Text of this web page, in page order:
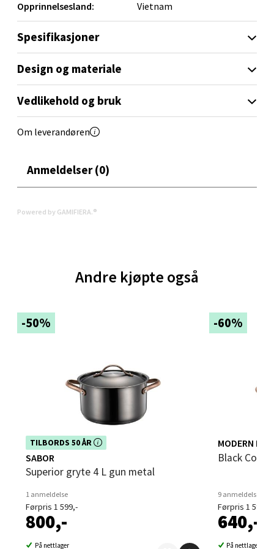
Opprinnelsesland: Vietnam
Spesifikasjoner
Design og materiale
Vedlikehold og bruk
Om leverandøren
Anmeldelser (0)
Powered by GAMIFIERA.®
Andre kjøpte også
-50%
TILBORDS 50 ÅR
Dette produktet er inkludert i vår kampanje. Benytt
deg av rabatten i dag!
SABOR
Superior gryte 4 L gun metal
1 anmeldelse
Førpris 1 599,-
800,-
På nettlager
-60%
MODERN
Black
9 anmeldelser
Førpris 1 599,-
640,-
På nettlager
Velg
Orkanger - Thon Senter Orkanger
Thon Senter Orkanger, Orkdalsveien 113, 7300
Orkanger
Åpent i dag 09-20
Velg
Brodtkorbsgate 7, 1338 Sandvika
Bergen - Thon Senter Sartor
Åpent i dag 10-21
0 i butikk
Velg